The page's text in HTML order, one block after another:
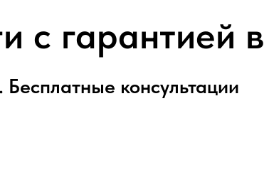
с гарантией
консультации